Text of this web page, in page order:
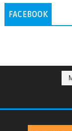
FACEBOOK